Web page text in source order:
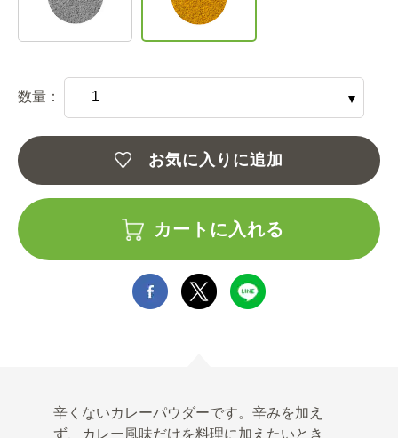
数量：
お気に入りに追加
カートに入れる
辛くないカレーパウダーです。辛みを加え
ず、カレー風味だけを料理に加えたいとき